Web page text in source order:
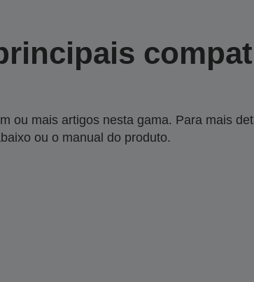
ou mais artigos nesta gama. Para mais
ou o manual do produto.